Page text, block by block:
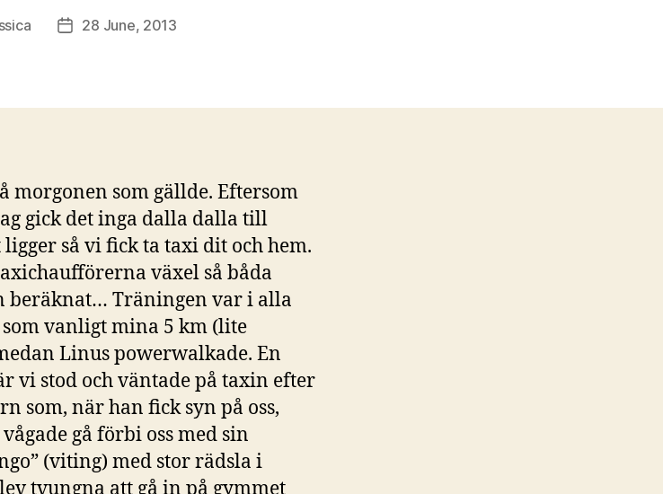
28 June, 2013
morgonen som gällde. Eftersom
gick det inga dalla dalla till
så vi fick ta taxi dit och hem.
växel så båda
beräknat… Träningen var i alla
vanligt mina 5 km (lite
Linus powerwalkade. En
vi stod och väntade på taxin efter
som, när han fick syn på oss,
gå förbi oss med sin
(viting) med stor rädsla i
tvungna att gå in på gymmet